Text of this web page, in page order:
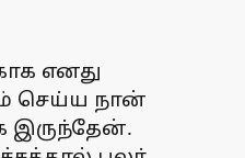
எனது
செய்ய நான்
இருந்தேன்.